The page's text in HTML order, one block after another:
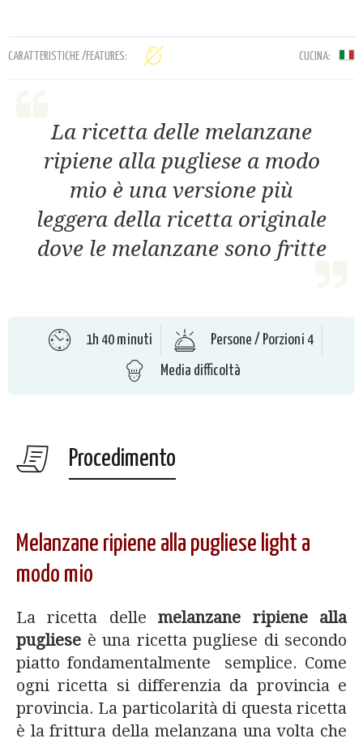
CARATTERISTICHE /FEATURES: CUCINA:
La ricetta delle melanzane
ripiene alla pugliese a modo
mio è una versione più
leggera della ricetta originale
dove le melanzane sono fritte
1h 40 minuti
Persone / Porzioni 4
Media difficoltà
Procedimento
Melanzane ripiene alla pugliese light a
modo mio
La ricetta dellemelanzane ripiene alla
pugliese è una ricetta pugliese di secondo
piatto fondamentalmente semplice. Come
ogni ricetta si differenzia da provincia e
provincia. La particolarità di questa ricetta
è la frittura della melanzana una volta che